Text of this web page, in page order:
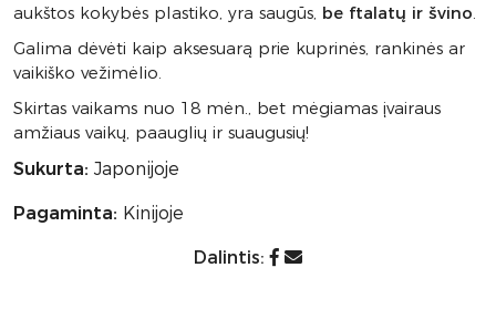
aukštos kokybės plastiko, yra saugūs, be ftalatų ir švino.
Galima dėvėti kaip aksesuarą prie kuprinės, rankinės ar
vaikiško vežimėlio.
Skirtas vaikams nuo 18 mėn., bet mėgiamas įvairaus
amžiaus vaikų, paauglių ir suaugusių!
Sukurta: Japonijoje
Pagaminta: Kinijoje
Dalintis: